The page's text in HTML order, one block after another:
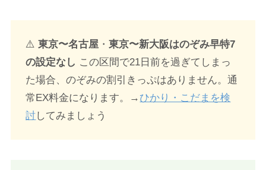
⚠️東京〜名古屋 ・東京〜新大阪はのぞみ早特7
の設定なし この区間で21日前を過ぎてしまっ
た場合、のぞみの割引きっぷはありません。通
常EX料金になります。→ひかり・こだまを検
討してみましょう